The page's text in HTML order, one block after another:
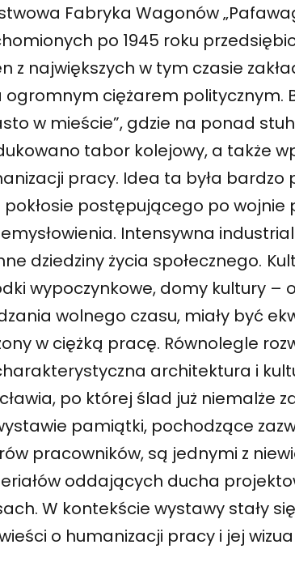
Fabryka Wagonów
po 1945 roku
z największych w tym czasie
ogromnym ciężarem politycznym.
w mieście”, gdzie na ponad
tabor kolejowy, a także
pracy. Idea ta była bardzo
pokłosie postępującego po wojnie
Intensywna
dziedziny życia społecznego.
wypoczynkowe, domy kultury –
wolnego czasu, miały być
w ciężką pracę. Równolegle
architektura i
po której ślad już niemalże
pamiątki, pochodzące
pracowników, są jednymi z
oddających ducha
W kontekście wystawy stały
o humanizacji pracy i jej